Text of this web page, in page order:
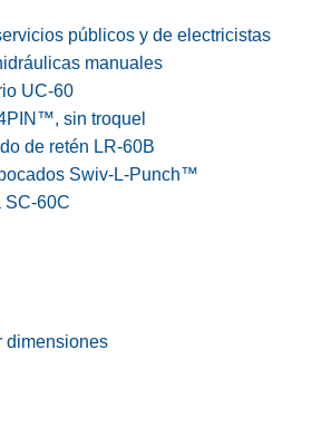
públicos y de electricistas
manuales
UC-60
sin troquel
de retén LR-60B
Swiv-L-Punch™
SC-60C
dimensiones